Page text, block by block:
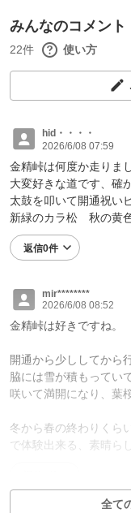
みんなのコメント
22件 使い方
hid・・・・
2026/6/08 07:59
金精峠は何度か走りま
大変好きな道です、確
太鼓を叩いて開通祝い
新緑のカラ松 秋の黄
返信0件
mir********
2026/6/08 08:52
金精峠は好きですね。
開通から少ししてから
脇には雪が積もってい
咲いて満開になり、葉
冬から春の終わりくら
で体験出来る、素晴ら
全て